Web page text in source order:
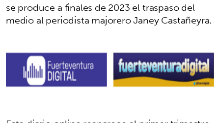
se produce a finales de 2023 el traspaso del
medio al periodista majorero Janey Castañeyra.